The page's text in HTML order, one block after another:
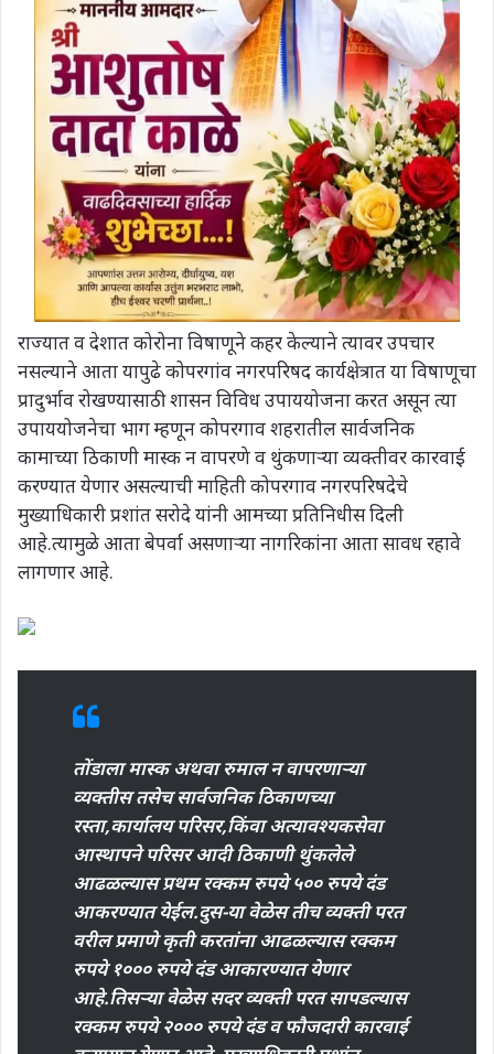
राज्यात व देशात कोरोना विषाणूने कहर केल्याने त्यावर उपचार
नसल्याने आता यापुढे कोपरगांव नगरपरिषद कार्यक्षेत्रात या विषाणूचा
प्रादुर्भाव रोखण्यासाठी शासन विविध उपाययोजना करत असून त्या
उपाययोजनेचा भाग म्हणून कोपरगाव शहरातील सार्वजनिक
कामाच्या ठिकाणी मास्क न वापरणे व थुंकणाऱ्या व्यक्तीवर कारवाई
करण्यात येणार असल्याची माहिती कोपरगाव नगरपरिषदेचे
मुख्याधिकारी प्रशांत सरोदे यांनी आमच्या प्रतिनिधीस दिली
आहे.त्यामुळे आता बेपर्वा असणाऱ्या नागरिकांना आता सावध रहावे
लागणार आहे.
तोंडाला मास्क अथवा रुमाल न वापरणाऱ्या
व्यक्तीस तसेच सार्वजनिक ठिकाणच्या
रस्ता,कार्यालय परिसर,किंवा अत्यावश्यकसेवा
आस्थापने परिसर आदी ठिकाणी थुंकलेले
आढळल्यास प्रथम रक्कम रुपये ५०० रुपये दंड
आकरण्यात येईल.दुस-या वेळेस तीच व्यक्ती परत
वरील प्रमाणे कृती करतांना आढळल्यास रक्कम
रुपये १००० रुपये दंड आकारण्यात येणार
आहे.तिसऱ्या वेळेस सदर व्यक्ती परत सापडल्यास
रक्कम रुपये २००० रुपये दंड व फौजदारी कारवाई